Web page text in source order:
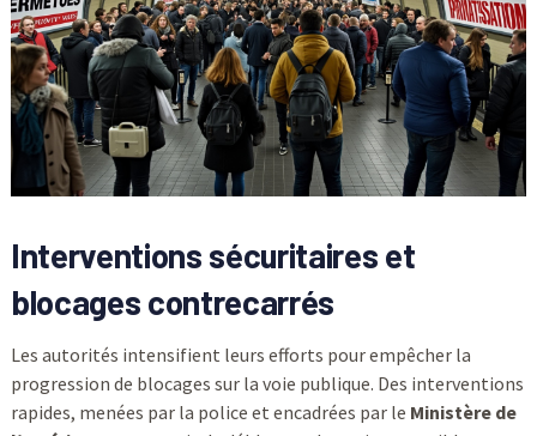
Interventions sécuritaires et
blocages contrecarrés
Les autorités intensifient leurs efforts pour empêcher la
progression de blocages sur la voie publique. Des interventions
rapides, menées par la police et encadrées par le Ministère de